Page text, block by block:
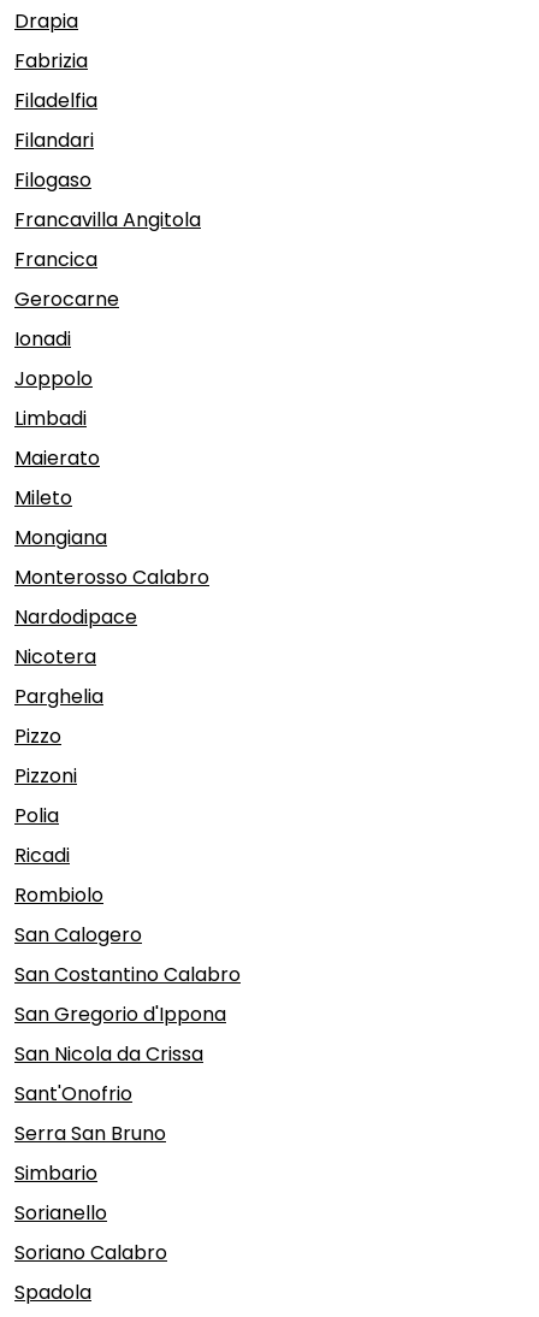
Drapia
Fabrizia
Filadelfia
Filandari
Filogaso
Francavilla Angitola
Francica
Gerocarne
Ionadi
Joppolo
Limbadi
Maierato
Mileto
Mongiana
Monterosso Calabro
Nardodipace
Nicotera
Parghelia
Pizzo
Pizzoni
Polia
Ricadi
Rombiolo
San Calogero
San Costantino Calabro
San Gregorio d'Ippona
San Nicola da Crissa
Sant'Onofrio
Serra San Bruno
Simbario
Sorianello
Soriano Calabro
Spadola